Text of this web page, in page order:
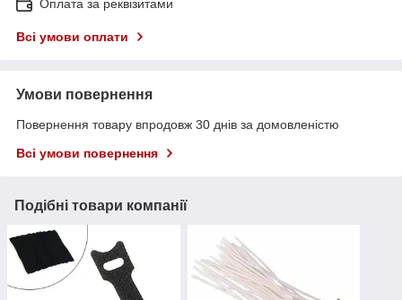
Оплата за реквізитами
Всі умови оплати
Умови повернення
Повернення товару впродовж 30 днів за домовленістю
Всі умови повернення
Подібні товари компанії